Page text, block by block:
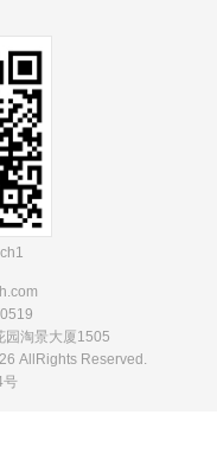
.com
园淘景大厦1505
AllRights Reserved.
号